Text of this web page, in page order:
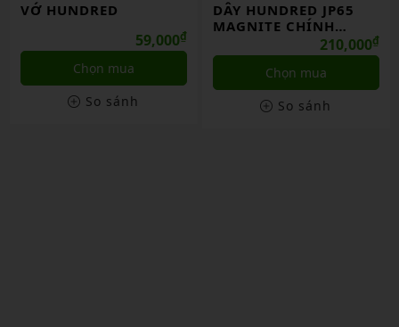
VỚ HUNDRED
59,000₫
Chọn mua
So sánh
DÂY HUNDRED JP65
MAGNITE CHÍNH
210,000₫
Chọn mua
So sánh